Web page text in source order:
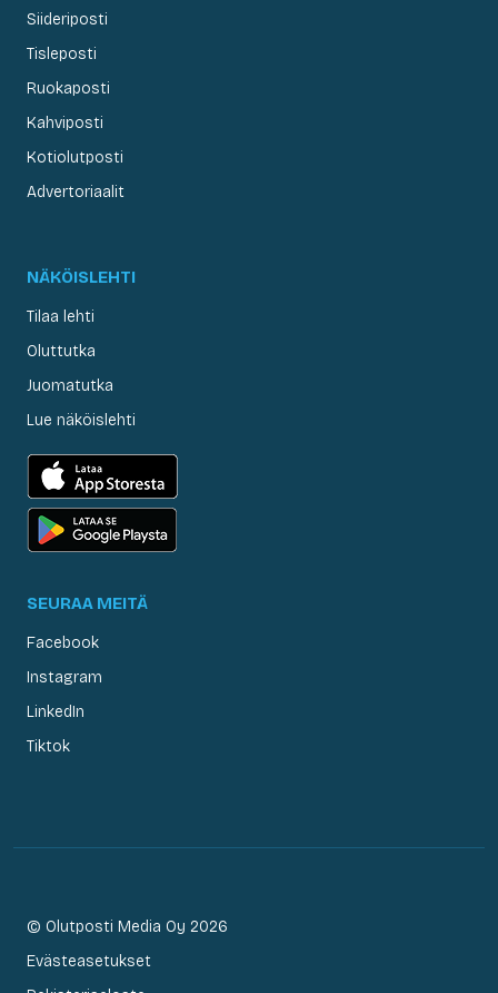
Siideriposti
Tisleposti
Ruokaposti
Kahviposti
Kotiolutposti
Advertoriaalit
NÄKÖISLEHTI
Tilaa lehti
Oluttutka
Juomatutka
Lue näköislehti
SEURAA MEITÄ
Facebook
Instagram
LinkedIn
Tiktok
© Olutposti Media Oy 2026
Evästeasetukset